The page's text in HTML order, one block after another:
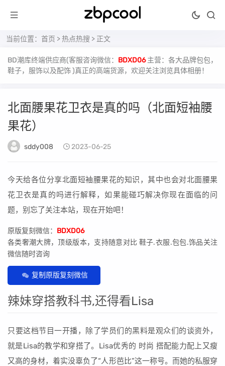
当前位置： 首页 >热点热搜 > 正文
BD潮库终端供应商(客服咨询微信： BDXD06 主营：各大品牌包包，
鞋子，服饰以及配饰 )真正的高端货源，欢迎关注浏览具体相册！
北面腰果花卫衣是真的吗（北面短袖腰
果花）
sddy008 2023-06-25
今天给各位分享北面短袖腰果花的知识，其中也会对北面腰果
花卫衣是真的吗进行解释，如果能碰巧解决你现在面临的问
题，别忘了关注本站，现在开始吧！
原版复刻微信： BDXD06
各类奢潮大牌，顶级版本，支持随意对比 鞋子.衣服.包包.饰品关注
微信随时咨询
复制原版复刻微信
辣妹穿搭教科书,还得看Lisa
只要这档节目一开播，除了学员们的黑料是观众们的谈资外，
就是Lisa的教学和穿搭了。Lisa优秀的 时尚 搭配能力配上又瘦
又高的身材，着实没辜负了“人形芭比”这一称号。而她的私服穿